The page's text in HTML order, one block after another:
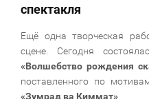
спектакля
Ещё одна творческая
сцене. Сегодня
«Волшебство рождения
поставленного по
«Зумрад ва Киммат»